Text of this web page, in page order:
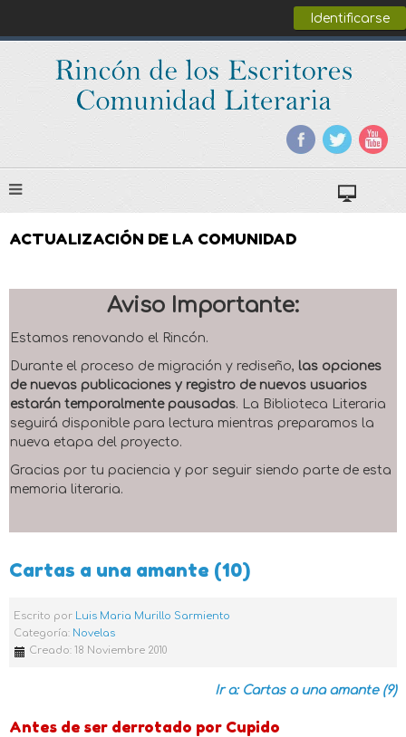
Identificarse
ACTUALIZACIÓN DE LA COMUNIDAD
Aviso Importante:
Estamos renovando el Rincón.
Durante el proceso de migración y rediseño, las opciones
de nuevas publicaciones y registro de nuevos usuarios
estarán temporalmente pausadas. La Biblioteca Literaria
seguirá disponible para lectura mientras preparamos la
nueva etapa del proyecto.
Gracias por tu paciencia y por seguir siendo parte de esta
memoria literaria.
Cartas a una amante (10)
Escrito por Luis Maria Murillo Sarmiento
Categoría: Novelas
Creado: 18 Noviembre 2010
Ir a: Cartas a una amante (9)
Antes de ser derrotado por Cupido